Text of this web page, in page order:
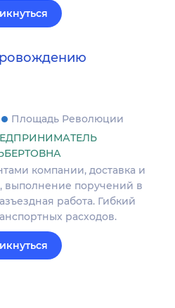
Площадь Революции
компании, доставка и
выполнение поручений в
работа. Гибкий
расходов.